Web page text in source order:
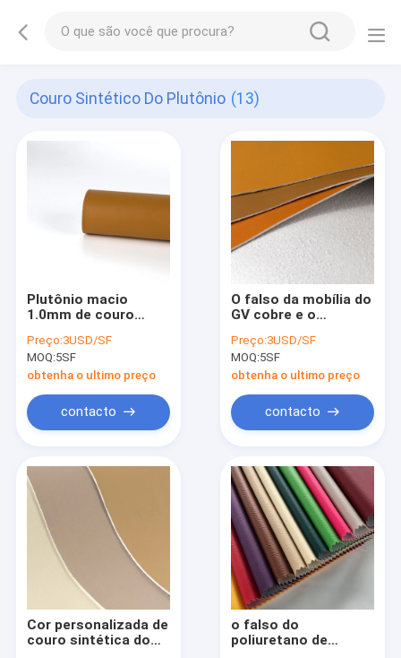
Couro Sintético Do Plutônio (13)
Plutônio macio
1.0mm de couro
Mildewproof multi
densamente
Preço:3USD/SF
MOQ:5SF
obtenha o ultimo preço
contacto
O falso da mobília do
GV cobre e o
de estofamento de
couro do plutônio
para sofás
Preço:3USD/SF
MOQ:5SF
obtenha o ultimo preço
contacto
Cor personalizada de
couro sintética do
o falso do
poliuretano de